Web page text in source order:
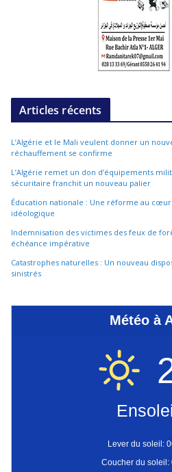
Articles récents
L’Algérie et le Mali veulent donner un
réchauffement se confirme
L’Algérie remet un don d’équipements
sécuritaire franchit un nouveau palier
Éducation nationale : Une réforme au
idéologique
Indemnisation des victimes des feux de
échéance impérative
Catastrophes naturelles : Un nouveau
sinistrés
Météo à
Lever du soleil:
Coucher du soleil: